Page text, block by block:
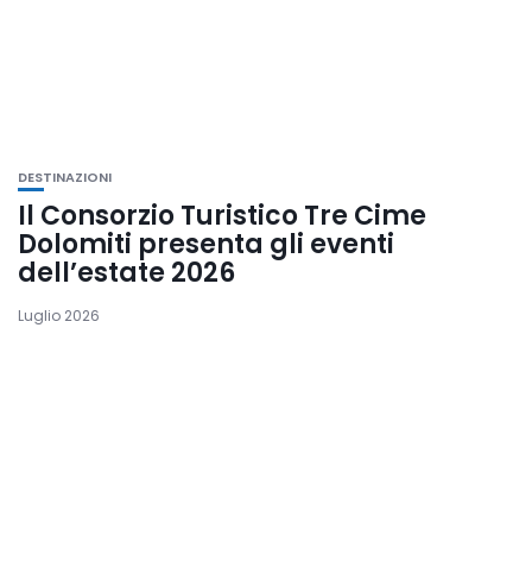
DESTINAZIONI
Il Consorzio Turistico Tre Cime
Dolomiti presenta gli eventi
dell’estate 2026
Luglio 2026